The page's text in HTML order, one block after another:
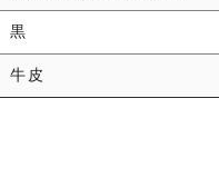
黒
牛皮